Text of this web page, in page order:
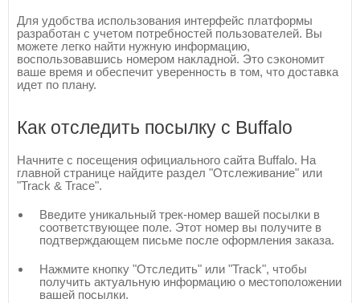
Для удобства использования интерфейс платформы
разработан с учетом потребностей пользователей. Вы
можете легко найти нужную информацию,
воспользовавшись номером накладной. Это сэкономит
ваше время и обеспечит уверенность в том, что доставка
идет по плану.
Как отследить посылку с Buffalo
Начните с посещения официального сайта Buffalo. На
главной странице найдите раздел "Отслеживание" или
"Track & Trace".
Введите уникальный трек-номер вашей посылки в
соответствующее поле. Этот номер вы получите в
подтверждающем письме после оформления заказа.
Нажмите кнопку "Отследить" или "Track", чтобы
получить актуальную информацию о местоположении
вашей посылки.